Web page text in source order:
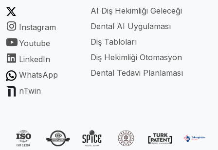
Instagram
Youtube
LinkedIn
WhatsApp
nTwin
AI Diş Hekimliği Geleceği
Dental AI Uygulaması
Diş Tabloları
Diş Hekimliği Otomasyon
Dental Tedavi Planlaması